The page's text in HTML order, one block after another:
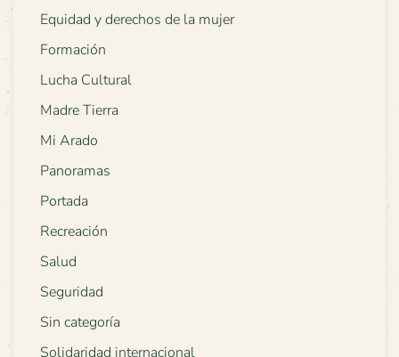
Equidad y derechos de la mujer
Formación
Lucha Cultural
Madre Tierra
Mi Arado
Panoramas
Portada
Recreación
Salud
Seguridad
Sin categoría
Solidaridad internacional